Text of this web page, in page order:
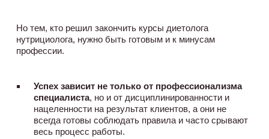
Но тем, кто решил закончить курсы диетолога
нутрициолога, нужно быть готовым и к минусам
профессии.
Успех зависит не только от профессионализма
специалиста, но и от дисциплинированности и
нацеленности на результат клиентов, а они не
всегда готовы соблюдать правила и часто срывают
весь процесс работы.